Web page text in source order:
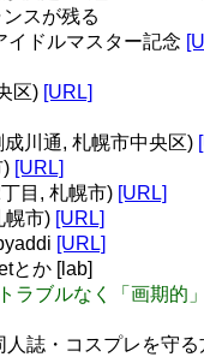
スが残る
イドルマスター記念
区) [URL]
川通, 札幌市中央区)
) [URL]
目, 札幌市) [URL]
幌市) [URL]
[URL]
とか [lab]
ブルなく「画期的」
誌・コスプレを守